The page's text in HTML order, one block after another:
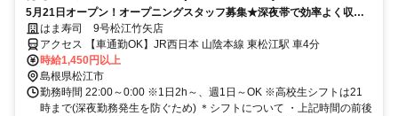
5月21日オープン！オープニングスタッフ募集★深夜帯で効率よく収入
アップ！フリーターが多数活躍する環境で高時給で働きませんか？
はま寿司 9号松江竹矢店
アクセス 【車通勤OK】JR西日本 山陰本線 東松江駅 車4分
時給1,450円以上
島根県松江市
勤務時間 22:00～0:00 ※1日2h～、週1日～OK ※高校生シフトは21
時まで(深夜勤務発生を防ぐため) ＊シフトについて ・上記時間の前後